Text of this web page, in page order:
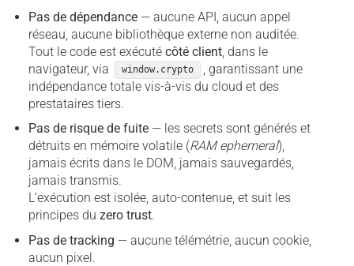
Pas de dépendance— aucune API, aucun appel
réseau, aucune bibliothèque externe non auditée.
Tout le code est exécuté côté client, dans le
navigateur, via
window.crypto
, garantissant une
indépendance totale vis-à-vis du cloud et des
prestataires tiers.
Pas de risque de fuite— les secrets sont générés et
détruits en mémoire volatile (RAM ephemeral),
jamais écrits dans le DOM, jamais sauvegardés,
jamais transmis.
L’exécution est isolée, auto-contenue, et suit les
principes du zero trust.
Pas de tracking — aucune télémétrie, aucun cookie,
aucun pixel.